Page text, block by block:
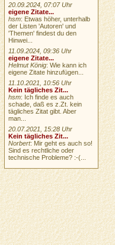
20.09.2024, 07:07 Uhr
eigene Zitate...
hsm: Etwas höher, unterhalb
der Listen 'Autoren' und
'Themen' findest du den
Hinwei...
11.09.2024, 09:36 Uhr
eigene Zitate...
Helmut König: Wie kann ich
eigene Zitate hinzufügen...
11.10.2021, 10:56 Uhr
Kein tägliches Zit...
hsm: Ich finde es auch
schade, daß es z.Zt. kein
tägliches Zitat gibt. Aber
man...
20.07.2021, 15:28 Uhr
Kein tägliches Zit...
Norbert: Mir geht es auch so!
Sind es rechtliche oder
technische Probleme? :-(...